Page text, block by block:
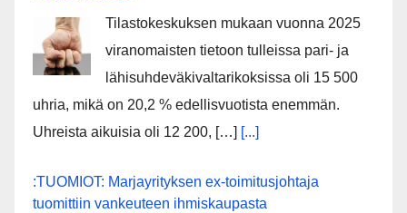
Tilastokeskuksen mukaan vuonna 2025
viranomaisten tietoon tulleissa pari- ja
lähisuhdeväkivaltarikoksissa oli 15 500
uhria, mikä on 20,2 % edellisvuotista enemmän.
Uhreista aikuisia oli 12 200, […] [...]
:TUOMIOT: Marjayrityksen ex-toimitusjohtaja
tuomittiin vankeuteen ihmiskaupasta